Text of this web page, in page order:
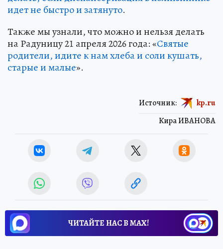
идет не быстро и затянуто.
Также мы узнали, что можно и нельзя делать
на Радуницу 21 апреля 2026 года: «Святые
родители, идите к нам хлеба и соли кушать,
старые и малые».
Кира ИВАНОВА
Источник: kp.ru
ЧИТАЙТЕ НАС В МАХ!